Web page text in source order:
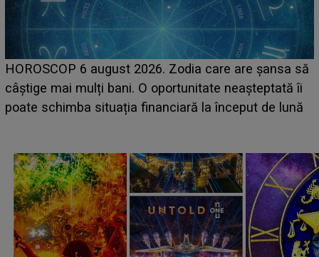
să
îi
LINE-UP UNTOLD ONE, ziua 2. La ce oră urcă pe
scena principală a festivalului Zara Larsson?
suedeză a ajuns deja în România și s-a filmat din